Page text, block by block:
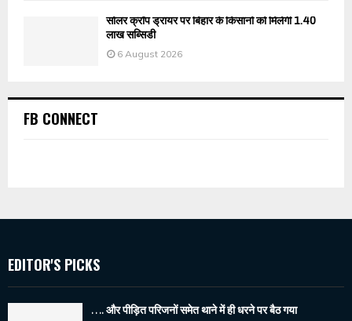
सोलर क्रॉप ड्रायर पर बिहार के किसानों को मिलेगी 1.40
लाख सब्सिडी
6 August 2026
FB CONNECT
EDITOR'S PICKS
…. और पीड़ित परिजनों समेत थाने में ही धरने पर बैठ गया